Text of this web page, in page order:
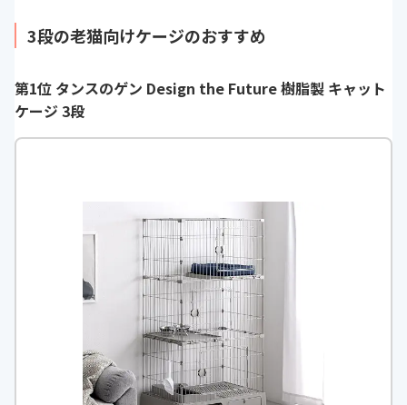
3段の老猫向けケージのおすすめ
第1位 タンスのゲン Design the Future 樹脂製 キャット
ケージ 3段